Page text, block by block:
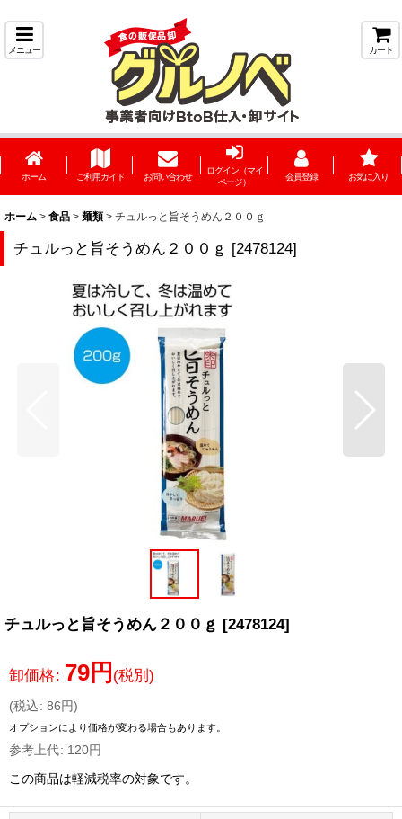
メニュー カート
ホーム ご利用ガイド お問い合わせ
ログイン（マイ
ページ）
会員登録 お気に入り
ホーム > 食品 > 麺類 > チュルっと旨そうめん２００ｇ
チュルっと旨そうめん２００ｇ [2478124]
チュルっと旨そうめん２００ｇ [2478124]
卸価格: 79円 (税別)
(税込: 86円)
オプションにより価格が変わる場合もあります。
参考上代: 120円
この商品は軽減税率の対象です。